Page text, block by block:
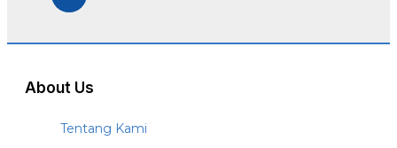
About Us
Tentang Kami